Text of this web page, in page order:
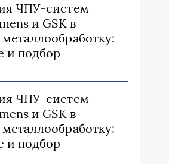
ЧПУ-систем
и GSK в
и подбор
ЧПУ-систем
и GSK в
и подбор